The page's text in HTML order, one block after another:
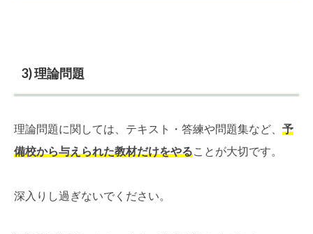
3) 理論問題
理論問題に関しては、テキスト・答練や問題集など、 予
備校から与えられた教材だけをやることが大切です。
深入りし過ぎないでください。